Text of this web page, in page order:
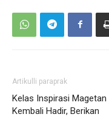
Artikulli paraprak
Kelas Inspirasi Magetan
Kembali Hadir, Berikan